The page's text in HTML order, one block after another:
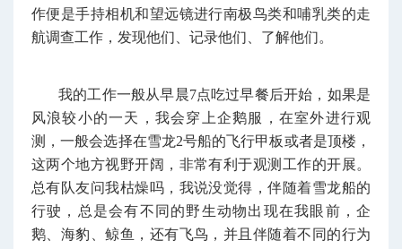
作便是手持相机和望远镜进行南极鸟类和哺乳类的走
航调查工作，发现他们、记录他们、了解他们。
我的工作一般从早晨7点吃过早餐后开始，如果是
风浪较小的一天，我会穿上企鹅服，在室外进行观
测，一般会选择在雪龙2号船的飞行甲板或者是顶楼，
这两个地方视野开阔，非常有利于观测工作的开展。
总有队友问我枯燥吗，我说没觉得，伴随着雪龙船的
行驶，总是会有不同的野生动物出现在我眼前，企
鹅、海豹、鲸鱼，还有飞鸟，并且伴随着不同的行为